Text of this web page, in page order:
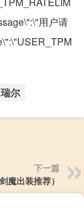
用户请
瑞尔
下一篇
魔出装推荐）